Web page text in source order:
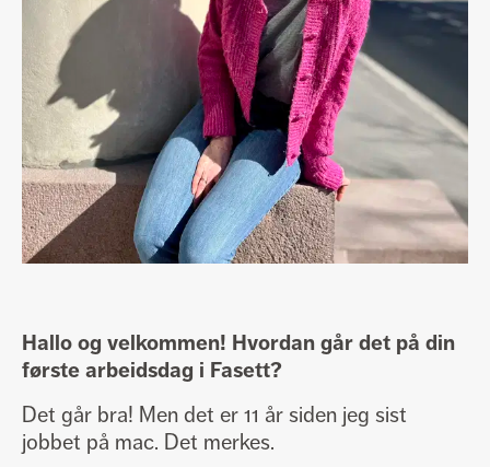
Hallo og velkommen! Hvordan går det på din
første arbeidsdag i Fasett?
Det går bra! Men det er 11 år siden jeg sist
jobbet på mac. Det merkes.
Personvernerklæring
Vårt miljøarbeid
Facebook
LinkedIn
Instagram